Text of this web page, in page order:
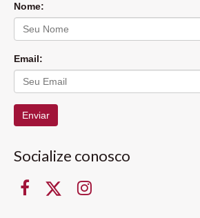
Nome:
Email:
Enviar
Socialize conosco